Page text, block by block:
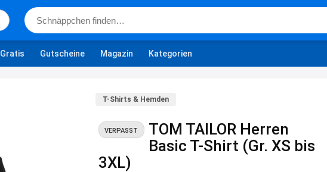
Gratis Gutscheine Magazin Kategorien
T-Shirts & Hemden
VERPASST
TOM TAILOR Herren
Basic T-Shirt (Gr. XS bis
3XL)